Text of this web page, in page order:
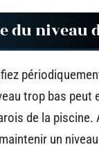
du niveau
trop bas peut
de la piscine.
un